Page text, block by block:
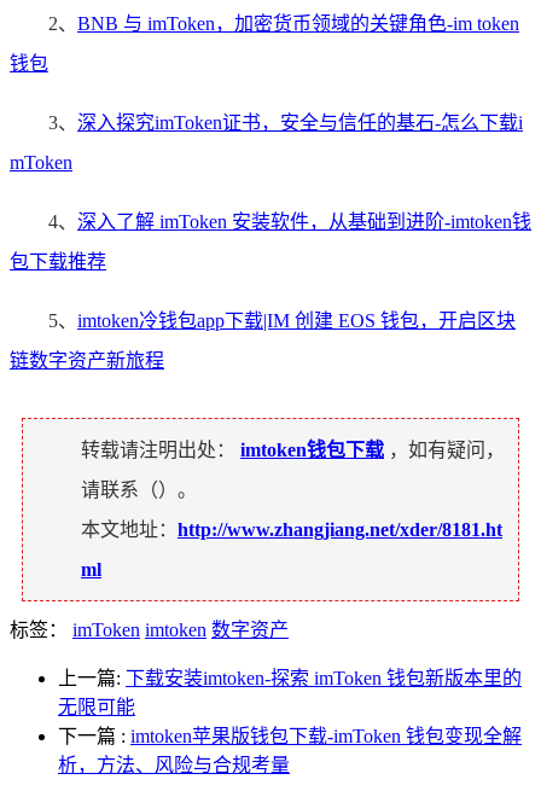
2、 BNB 与 imToken，加密货币领域的关键角色-im token
钱包
3、 深入探究imToken证书，安全与信任的基石-怎么下载i
mToken
4、 深入了解 imToken 安装软件，从基础到进阶-imtoken钱
包下载推荐
5、 imtoken冷钱包app下载|IM 创建 EOS 钱包，开启区块
链数字资产新旅程
转载请注明出处： imtoken钱包下载 ，如有疑问，
请联系（）。
本文地址： http://www.zhangjiang.net/xder/8181.ht
ml
标签： imToken imtoken 数字资产
上一篇: 下载安装imtoken-探索 imToken 钱包新版本里的
无限可能
下一篇 : imtoken苹果版钱包下载-imToken 钱包变现全解
析，方法、风险与合规考量